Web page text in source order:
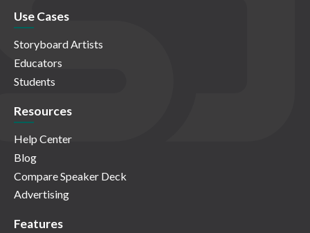
Use Cases
Storyboard Artists
Educators
Students
Resources
Help Center
Blog
Compare Speaker Deck
Advertising
Features